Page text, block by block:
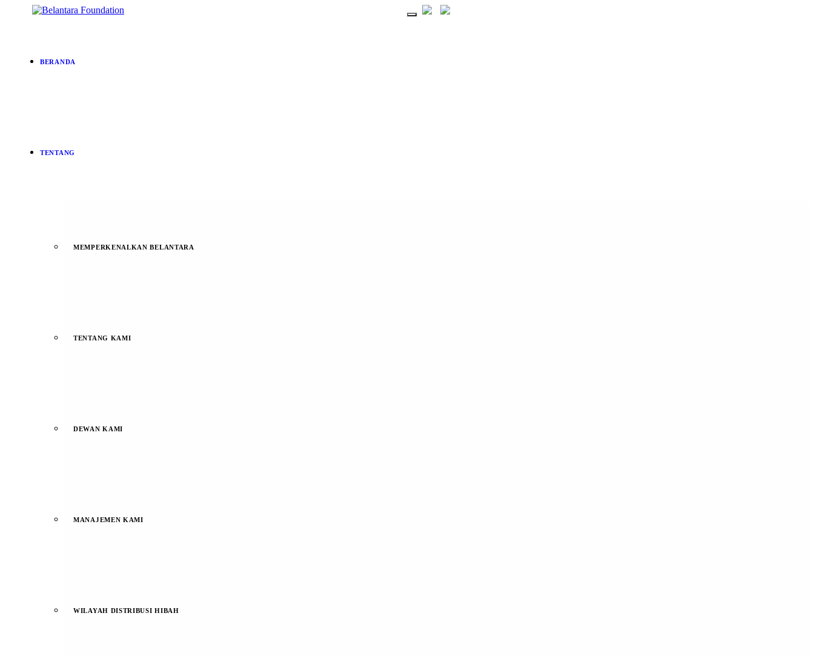
BERANDA
TENTANG
MEMPERKENALKAN BELANTARA
TENTANG KAMI
DEWAN KAMI
MANAJEMEN KAMI
WILAYAH DISTRIBUSI HIBAH